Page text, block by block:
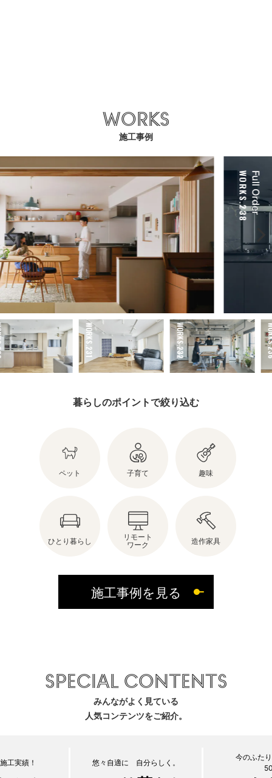
WORKS
施工事例
WORKS.238Full Order
WORKS.232
WORKS.231
WORKS.230
暮らしのポイントで絞り込む
ペット 子育て 趣味
ひとり暮らし
リモート
ワーク
造作家具
施工事例を見る
SPECIAL CONTENTS
みんながよく見ている
人気コンテンツをご紹介。
悠々自適に 自分らしく。
今のふたりにちょうどいい。